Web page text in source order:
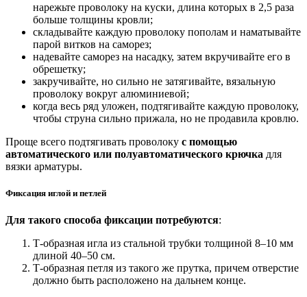
нарежьте проволоку на куски, длина которых в 2,5 раза
больше толщины кровли;
складывайте каждую проволоку пополам и наматывайте
парой витков на саморез;
надевайте саморез на насадку, затем вкручивайте его в
обрешетку;
закручивайте, но сильно не затягивайте, вязальную
проволоку вокруг алюминиевой;
когда весь ряд уложен, подтягивайте каждую проволоку,
чтобы струна сильно прижала, но не продавила кровлю.
Проще всего подтягивать проволоку с помощью
автоматического или полуавтоматического крючка для
вязки арматуры.
Фиксация иглой и петлей
Для такого способа фиксации потребуются:
Т-образная игла из стальной трубки толщиной 8–10 мм
длиной 40–50 см.
Т-образная петля из такого же прутка, причем отверстие
должно быть расположено на дальнем конце.